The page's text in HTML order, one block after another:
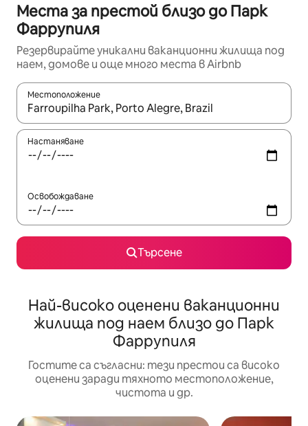
Места за престой близо до Парк
Фаррупиля
Резервирайте уникални ваканционни жилища под
наем, домове и още много места в Airbnb
Местоположение
Когато резултатите се покажат, използвайте
Настаняване
Освобождаване
Търсене
Най-високо оценени ваканционни
жилища под наем близо до Парк
Фаррупиля
Гостите са съгласни: тези престои са високо
оценени заради тяхното местоположение,
чистота и др.